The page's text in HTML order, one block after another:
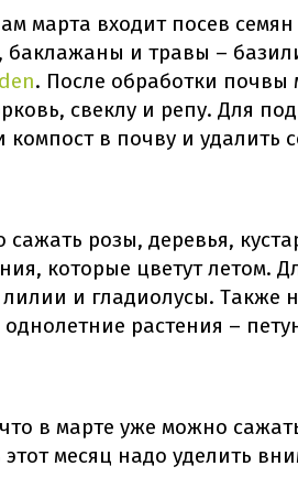
марта входит посев семян
и травы –
. После обработки почвы
свеклу и репу. Для
компост в почву и удалить
розы, деревья,
которые цветут летом.
и гладиолусы. Также
однолетние растения –
в марте уже можно
месяц надо уделить